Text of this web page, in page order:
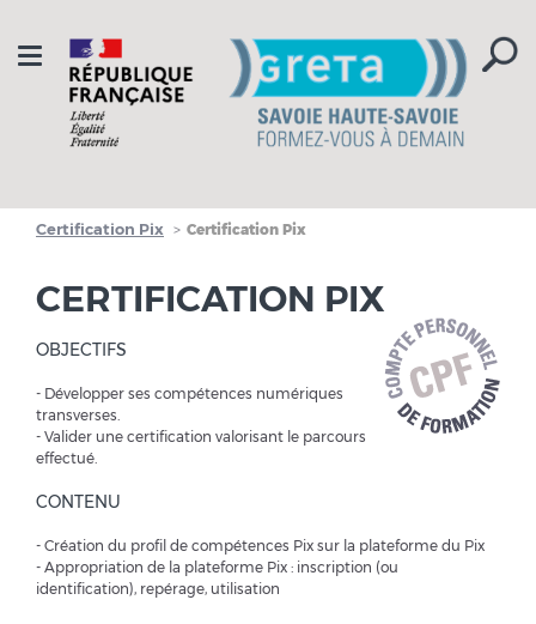
Toggle
navigation
Certification Pix Certification Pix
CERTIFICATION PIX
OBJECTIFS
- Développer ses compétences numériques
transverses.
- Valider une certification valorisant le parcours
effectué.
CONTENU
- Création du profil de compétences Pix sur la plateforme du Pix
- Appropriation de la plateforme Pix : inscription (ou
identification), repérage, utilisation